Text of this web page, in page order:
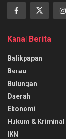
Kanal Berita
Balikpapan
Berau
Bulungan
Daerah
Ekonomi
Hukum & Kriminal
IKN